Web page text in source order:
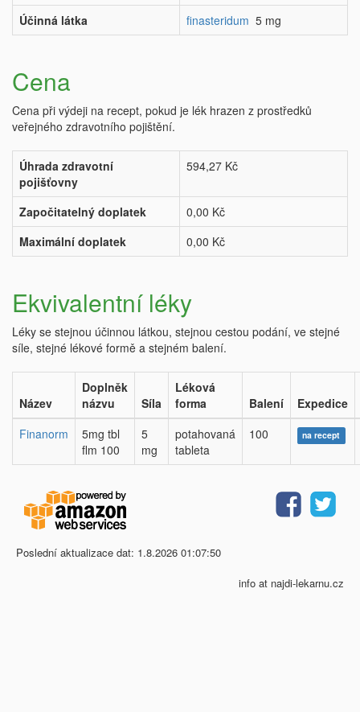
Účinná látka
finasteridum 5 mg
Cena
Cena při výdeji na recept, pokud je lék hrazen z prostředků
veřejného zdravotního pojištění.
Úhrada zdravotní
pojišťovny
594,27 Kč
Započitatelný doplatek
0,00 Kč
Maximální doplatek
0,00 Kč
Ekvivalentní léky
Léky se stejnou účinnou látkou, stejnou cestou podání, ve stejné
síle, stejné lékové formě a stejném balení.
Název
Doplněk
názvu
Síla
Léková
forma
Balení
Expedice
Finanorm
5mg tbl
flm 100
5
mg
potahovaná
tableta
100 na recept
Poslední aktualizace dat: 1.8.2026 01:07:50
info at najdi-lekarnu.cz